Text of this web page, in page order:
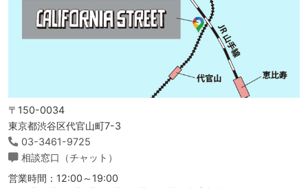
〒150-0034
東京都渋谷区代官山町7-3
03-3461-9725
相談窓口（チャット）
営業時間：12:00～19:00